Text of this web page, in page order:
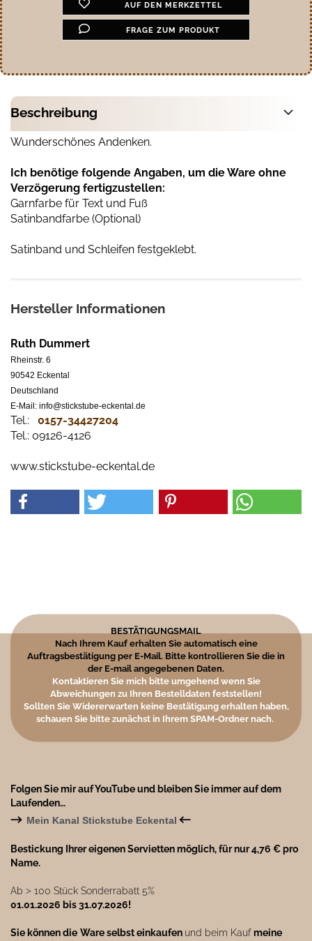
AUF DEN MERKZETTEL
FRAGE ZUM PRODUKT
Beschreibung
Wunderschönes Andenken.
Ich benötige folgende Angaben, um die Ware ohne
Verzögerung fertigzustellen:
Garnfarbe für Text und Fuß
Satinbandfarbe (Optional)
Satinband und Schleifen festgeklebt.
Hersteller Informationen
Ruth Dummert
Rheinstr. 6
90542 Eckental
Deutschland
E-Mail: info@stickstube-eckental.de
Tel.: 0157-34427204​
Tel.: 09126-4126
www.stickstube-eckental.de
BESTÄTIGUNGSMAIL
Nach Ihrem Kauf erhalten Sie automatisch eine
Auftragsbestätigung per E-Mail. Bitte kontrollieren Sie die in
der E-mail angegebenen Daten.
Kontaktieren Sie mich bitte umgehend wenn Sie
Abweichungen zu Ihren Bestelldaten feststellen!
Sollten Sie Widererwarten keine Bestätigung erhalten haben,
schauen Sie bitte zunächst in Ihrem SPAM-Ordner nach.
Folgen Sie mir auf YouTube und bleiben Sie immer auf dem
Laufenden…
→ Mein Kanal Stickstube Eckental ←
Bestickung Ihrer eigenen Servietten möglich, für nur 4,76 € pro
Name.
Ab ˃ 100 Stück Sonderrabatt 5%
01.01.2026 bis 31.07.2026!
Sie können die Ware selbst einkaufen und beim Kaufmeine